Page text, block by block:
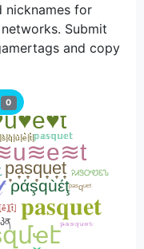
Submit
and copy
0